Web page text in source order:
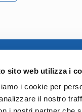
sito web utilizza i
i cookie per
il nostro
Verona
© ENAC ETS,